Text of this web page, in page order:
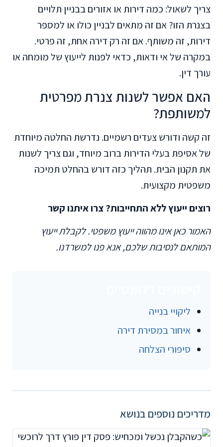
צריך לשאול: כמה דירות או אזורים בבניין תלויים
בצנרת הזו? אם זה מתאים לבניין כולו או למספר
דירות, זה משותף. אם זה רק דירה אחת, זה פרטי.
במקרה של אי ודאות, כדאי לפנות לייעוץ של מומחה או
עורך דין.
האם אפשר לשנות צנרת מפרטית
למשותפת?
זה קשה ודורש צעדים רשמיים. נדרשת החלטה מיוחדת
של אסיפת בעלי הדירות ברוב מיוחד, וגם צריך לשנות
את תקנון הבית. תהליך כזה דורש בהחלט תמיכה
משפטית מקצועית.
רוצים ייעוץ ללא התחייבות? צרו איתנו קשר
האמור כאן אינו מהווה ייעוץ משפטי. לקבלת ייעוץ
המותאם לנסיבות שלכם, אנא פנו למשרדנו.
ליקויי בנייה
איחור במסירת דירה
סיפורי הצלחה
מדריכים נוספים בנושא